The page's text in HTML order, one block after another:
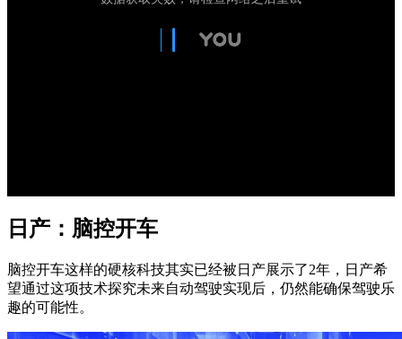
日产：脑控开车
脑控开车这样的硬核科技其实已经被日产展示了2年，日产希
望通过这项技术探究未来自动驾驶实现后，仍然能确保驾驶乐
趣的可能性。